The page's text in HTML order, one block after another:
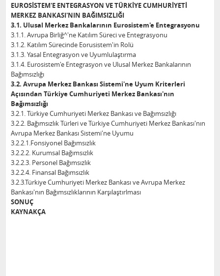
EUROSİSTEM'E ENTEGRASYON VE TÜRKİYE CUMHURİYETİ
MERKEZ BANKASI'NIN BAĞIMSIZLIĞI
3.1. Ulusal Merkez Bankalarının Eurosistem'e Entegrasyonu
3.1.1. Avrupa Birliğ^'ne Katılım Süreci ve Entegrasyonu
3.1.2. Katılım Sürecinde Eorusistem'in Rolü
3.1.3. Yasal Entegrasyon ve Uyumlulaştırma
3.1.4. Eurosistem'e Entegrasyon ve Ulusal Merkez Bankalarının
Bağımsızlığı
3.2. Avrupa Merkez Bankası Sistemi'ne Uyum Kriterleri
Açısından Türkiye Cumhuriyeti Merkez Bankası'nın
Bağımsızlığı
3.2.1. Türkiye Cumhuriyeti Merkez Bankası ve Bağımsızlığı
3.2.2. Bağımsızlık Türleri ve Türkiye Cumhuriyeti Merkez Bankası'nın
Avrupa Merkez Bankası Sistemi'ne Uyumu
3.2.2.1.Fonsiyonel Bağımsızlık
3.2.2.2. Kurumsal Bağımsızlık
3.2.2.3. Personel Bağımsızlık
3.2.2.4. Finansal Bağımsızlık
3.2.3.Türkiye Cumhuriyeti Merkez Bankası ve Avrupa Merkez
Bankası'nın Bağımsızlıklarının Karşılaştırlması
SONUÇ
KAYNAKÇA